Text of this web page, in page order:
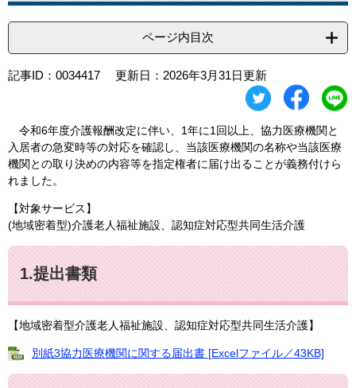
ページ内目次
記事ID：0034417 更新日：2026年3月31日更新
令和6年度介護報酬改定に伴い、1年に1回以上、協力医療機関と
入居者の急変時等の対応を確認し、当該医療機関の名称や当該医療
機関との取り決めの内容等を指定権者に届け出ることが義務付けら
れました。
【対象サービス】
(地域密着型)介護老人福祉施設、認知症対応型共同生活介護
1.提出書類
【地域密着型介護老人福祉施設、認知症対応型共同生活介護】
別紙3協力医療機関に関する届出書 [Excelファイル／43KB]